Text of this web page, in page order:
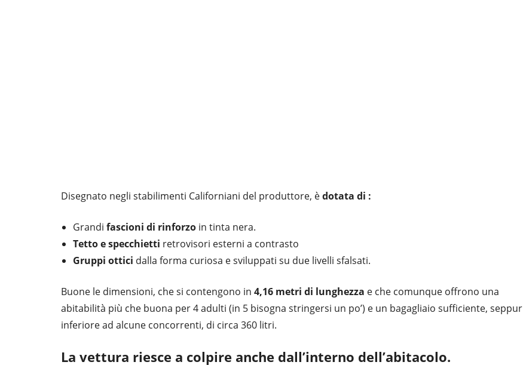
Disegnato negli stabilimenti Californiani del produttore, èdotata di :
Grandi fascioni di rinforzo in tinta nera.
Tetto e specchietti retrovisori esterni a contrasto
Gruppi ottici dalla forma curiosa e sviluppati su due livelli sfalsati.
Buone le dimensioni, che si contengono in 4,16 metri di lunghezza e che comunque offrono una
abitabilità più che buona per 4 adulti (in 5 bisogna stringersi un po’) e un bagagliaio sufficiente, seppur
inferiore ad alcune concorrenti, di circa 360 litri.
La vettura riesce a colpire anche dall’interno dell’abitacolo.